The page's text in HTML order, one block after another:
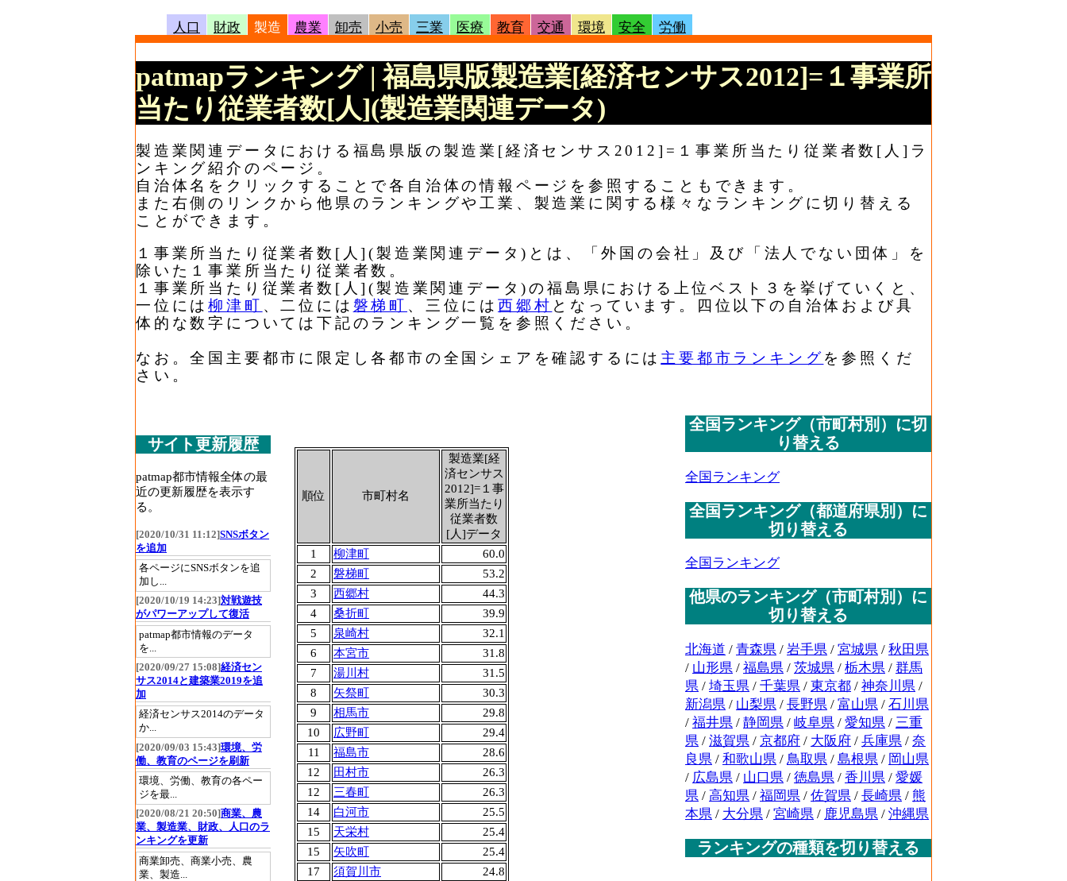
人口 財政 製造 農業 卸売 小売 三業 医療 教育 交通 環境 安全 労働
patmapランキング | 福島県版製造業[経済センサス2012]=１事業所
当たり従業者数[人](製造業関連データ)
製造業関連データにおける福島県版の製造業[経済センサス2012]=１事業所当たり従業者数[人]ラ
ンキング紹介のページ。
自治体名をクリックすることで各自治体の情報ページを参照することもできます。
また右側のリンクから他県のランキングや工業、製造業に関する様々なランキングに切り替える
ことができます。
１事業所当たり従業者数[人](製造業関連データ)とは、「外国の会社」及び「法人でない団体」を
除いた１事業所当たり従業者数。
１事業所当たり従業者数[人](製造業関連データ)の福島県における上位ベスト３を挙げていくと、
一位には柳津町 、二位には 磐梯町 、三位には西郷村 となっています。四位以下の自治体および具
体的な数字については下記のランキング一覧を参照ください。
なお。全国主要都市に限定し各都市の全国シェアを確認するには 主要都市ランキングを参照くだ
さい。
順位 市町村名
製造業[経
済センサス
2012]=１事
業所当たり
従業者数
[人]データ
1
柳津町
60.0
2
磐梯町
53.2
3
西郷村
44.3
4
桑折町
39.9
5
泉崎村
32.1
6
本宮市
31.8
7
湯川村
31.5
8
矢祭町
30.3
9
相馬市
29.8
10
広野町
29.4
11
福島市
28.6
12
田村市
26.3
12
三春町
26.3
14
白河市
25.5
15
天栄村
25.4
15
矢吹町
25.4
17
須賀川市
24.8
サイト更新履歴
patmap都市情報全体の最
近の更新履歴を表示す
る。
[2020/10/31 11:12]SNSボタン
を追加
各ページにSNSボタンを追
加し...
[2020/10/19 14:23]対戦遊技
がパワーアップして復活
patmap都市情報のデータ
を...
[2020/09/27 15:08]経済セン
サス2014と建築業2019を追
加
経済センサス2014のデータ
か...
[2020/09/03 15:43]環境、労
働、教育のページを刷新
環境、労働、教育の各ペー
ジを最...
[2020/08/21 20:50]商業、農
業、製造業、財政、人口のラ
ンキングを更新
商業卸売、商業小売、農
業、製造...
全国ランキング（市町村別）に切
り替える
全国ランキング
全国ランキング（都道府県別）に
切り替える
全国ランキング
他県のランキング（市町村別）に
切り替える
北海道 / 青森県 / 岩手県 / 宮城県 / 秋田県
/ 山形県 / 福島県 / 茨城県 / 栃木県 / 群馬
県 / 埼玉県 / 千葉県 / 東京都 / 神奈川県 /
新潟県 / 山梨県 / 長野県 / 富山県 / 石川県
/ 福井県 / 静岡県 / 岐阜県 / 愛知県 / 三重
県 / 滋賀県 / 京都府 / 大阪府 / 兵庫県 / 奈
良県 / 和歌山県 / 鳥取県 / 島根県 / 岡山県
/ 広島県 / 山口県 / 徳島県 / 香川県 / 愛媛
県 / 高知県 / 福岡県 / 佐賀県 / 長崎県 / 熊
本県 / 大分県 / 宮崎県 / 鹿児島県 / 沖縄県
ランキングの種類を切り替える